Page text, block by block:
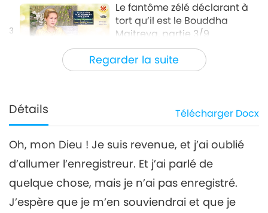
Regarder la suite
3
Le fantôme zélé déclarant à
tort qu’il est le Bouddha
Maitreya, partie 3/9
Entre Maître et disciples 2024-09-22
4
34:28
Maitreya, partie 4/9
Entre Maître et disciples 2024-09-23 4698Vues
5
Le fantôme zélé déclarant à
tort qu’il est le Bouddha
Maitreya, partie 5/9
Détails Télécharger Docx
Oh, mon Dieu ! Je suis revenue, et j’ai oublié
d’allumer l’enregistreur. Et j’ai parlé de
quelque chose, mais je n’ai pas enregistré.
J’espère que je m’en souviendrai et que je